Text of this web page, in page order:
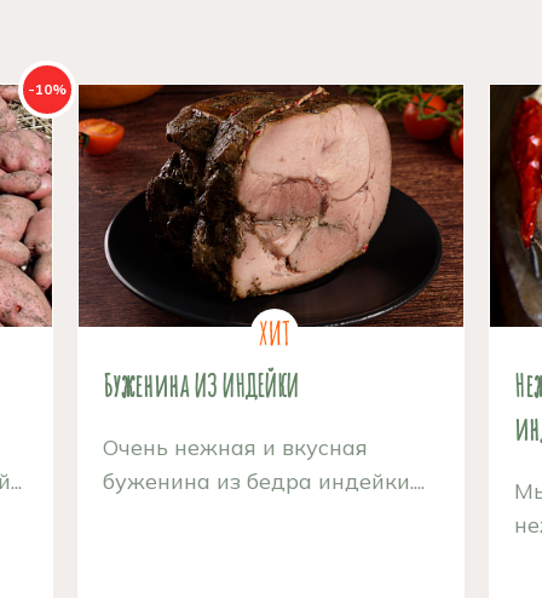
-10%
Буженина ИЗ ИНДЕЙКИ
Очень нежная и вкусная
буженина из бедра индейки....